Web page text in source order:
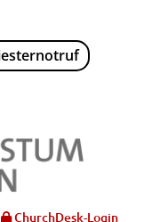
ChurchDesk-Login